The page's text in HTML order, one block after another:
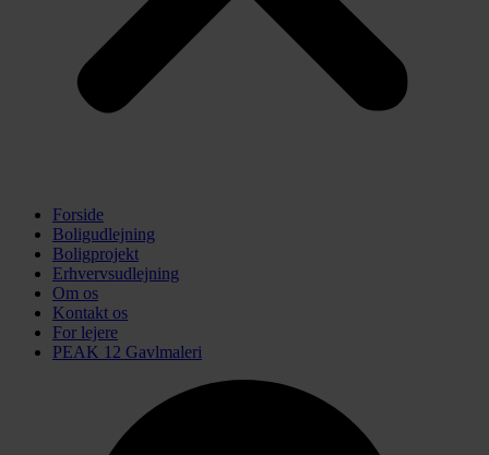
Forside
Boligudlejning
Boligprojekt
Erhvervsudlejning
Om os
Kontakt os
For lejere
PEAK 12 Gavlmaleri